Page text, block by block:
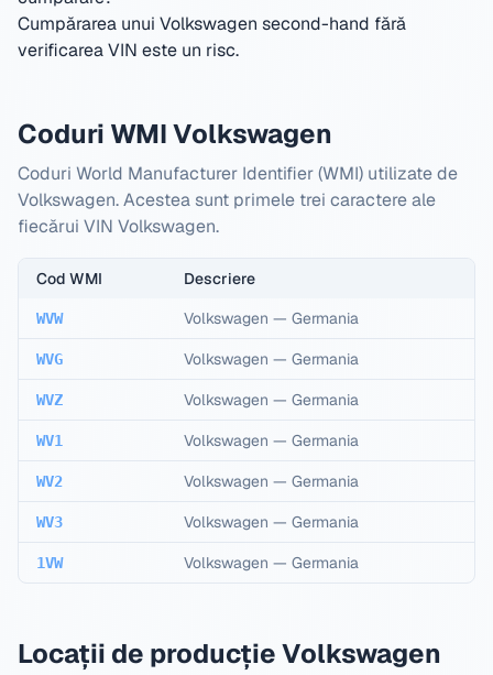
Cumpărarea unui Volkswagen second-hand fără
verificarea VIN este un risc.
Coduri WMI Volkswagen
Coduri World Manufacturer Identifier (WMI) utilizate de
Volkswagen. Acestea sunt primele trei caractere ale
fiecărui VIN Volkswagen.
Cod WMI Descriere
WVW Volkswagen — Germania
WVG Volkswagen — Germania
WVZ Volkswagen — Germania
WV1 Volkswagen — Germania
WV2 Volkswagen — Germania
WV3 Volkswagen — Germania
1VW Volkswagen — Germania
Locații de producție Volkswagen